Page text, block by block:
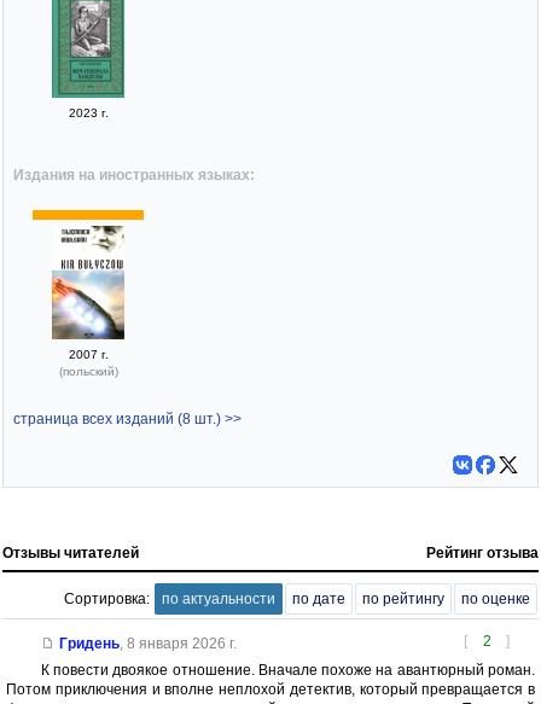
2023 г.
Издания на иностранных языках:
2007 г.
(польский)
страница всех изданий (8 шт.) >>
Отзывы читателей Рейтинг отзыва
Сортировка: по актуальности по дате по рейтингу по оценке
[ 2 ]
Гридень, 8 января 2026 г.
К повести двоякое отношение. Вначале похоже на авантюрный роман.
Потом приключения и вполне неплохой детектив, который превращается в